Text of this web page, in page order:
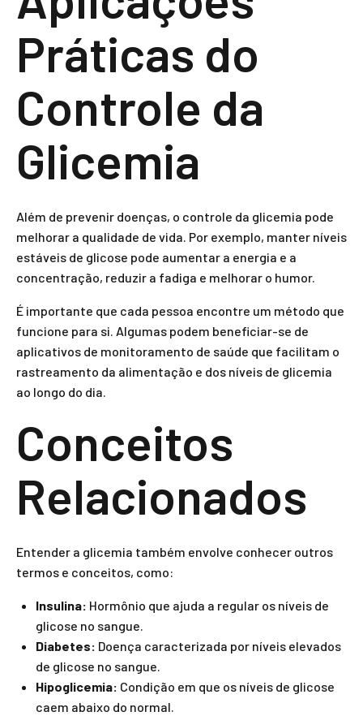
Práticas do
Controle da
Glicemia
Além de prevenir doenças, o controle da glicemia pode
melhorar a qualidade de vida. Por exemplo, manter níveis
estáveis de glicose pode aumentar a energia e a
concentração, reduzir a fadiga e melhorar o humor.
É importante que cada pessoa encontre um método que
funcione para si. Algumas podem beneficiar-se de
aplicativos de monitoramento de saúde que facilitam o
rastreamento da alimentação e dos níveis de glicemia
ao longo do dia.
Conceitos
Relacionados
Entender a glicemia também envolve conhecer outros
termos e conceitos, como:
Insulina: Hormônio que ajuda a regular os níveis de
glicose no sangue.
Diabetes: Doença caracterizada por níveis elevados
de glicose no sangue.
Hipoglicemia: Condição em que os níveis de glicose
caem abaixo do normal.